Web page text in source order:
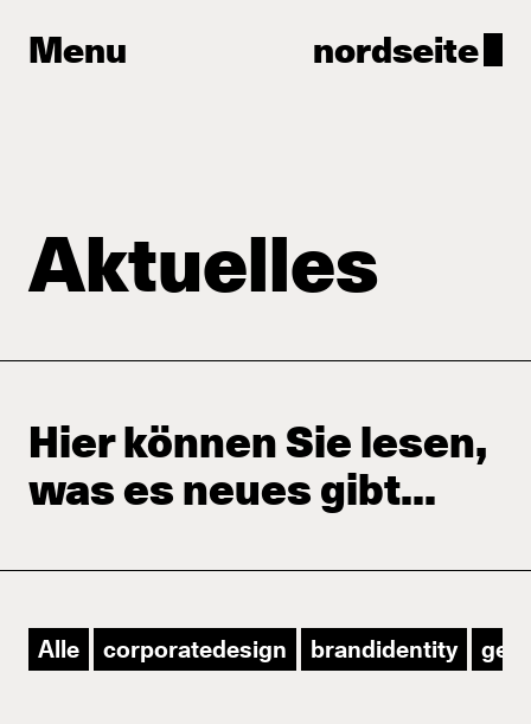
Menu nordseite
Aktuelles
Hier können Sie lesen,
was es neues gibt...
Alle corporatedesign brandidentity